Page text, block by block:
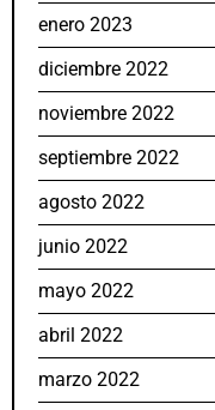
enero 2023
diciembre 2022
noviembre 2022
septiembre 2022
agosto 2022
junio 2022
mayo 2022
abril 2022
marzo 2022